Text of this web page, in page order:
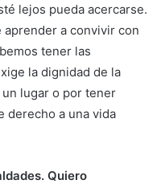
lejos pueda acercarse.
a convivir con
tener las
la dignidad de la
lugar o por tener
derecho a una vida
Quiero